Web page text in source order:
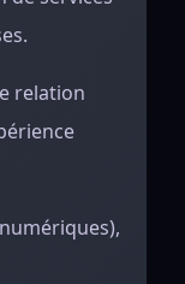
relation